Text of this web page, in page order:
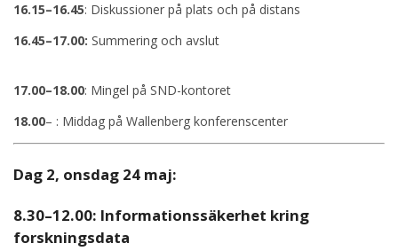
16.15–16.45: Diskussioner på plats och på distans
16.45–17.00: Summering och avslut
17.00–18.00: Mingel på SND-kontoret
18.00– : Middag på Wallenberg konferenscenter
Dag 2, onsdag 24 maj:
8.30–12.00: Informationssäkerhet kring
forskningsdata